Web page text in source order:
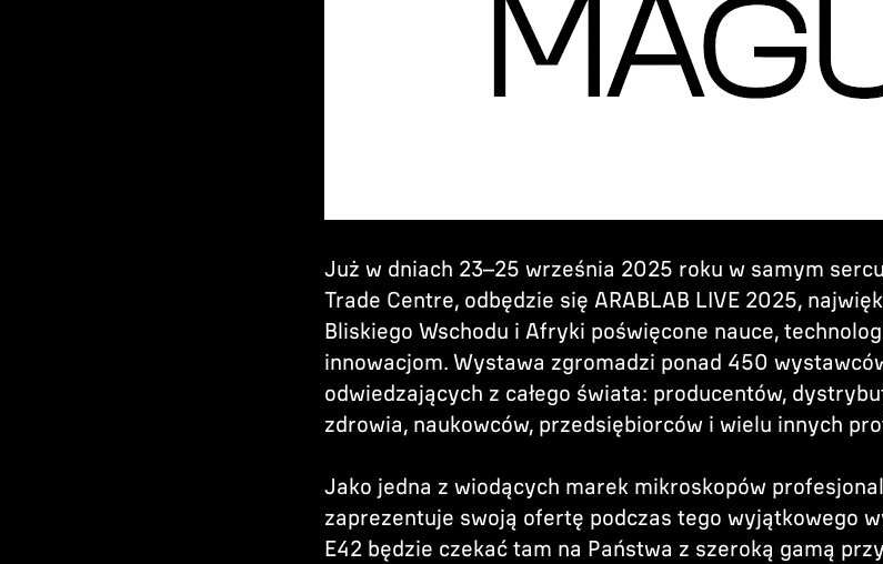
Już w dniach 23–25 września 2025 roku w samym
Trade Centre, odbędzie się ARABLAB LIVE 2025,
Bliskiego Wschodu i Afryki poświęcone nauce,
innowacjom. Wystawa zgromadzi ponad 450
odwiedzających z całego świata: producentów,
zdrowia, naukowców, przedsiębiorców i wielu innych
Jako jedna z wiodących marek mikroskopów
zaprezentuje swoją ofertę podczas tego wyjątkowego
E42 będzie czekać tam na Państwa z szeroką gamą